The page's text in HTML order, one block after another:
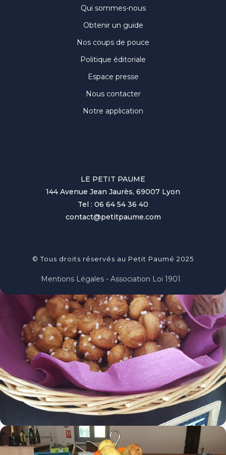
Qui sommes-nous
Obtenir un guide
Nos coups de pouce
Politique éditoriale
Espace presse
Nous contacter
Notre application
LE PETIT PAUME
144 Avenue Jean Jaurès, 69007 Lyon
Tel : 06 64 54 36 40
contact@petitpaume.com
© Tous droits réservés au Petit Paumé 2025
Mentions Légales - Association Loi 1901